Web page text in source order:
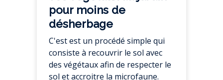
pour moins de
désherbage
C'est est un procédé simple qui
consiste à recouvrir le sol avec
des végétaux afin de respecter le
sol et accroitre la microfaune.